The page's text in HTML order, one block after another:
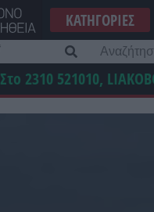
ΚΑΤΗΓΟΡΊΕΣ
Στο 2310 521010,